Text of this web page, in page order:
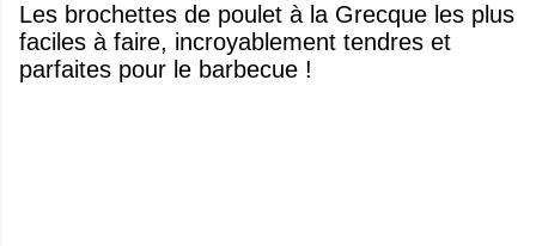
Les brochettes de poulet à la Grecque les plus
faciles à faire, incroyablement tendres et
parfaites pour le barbecue !